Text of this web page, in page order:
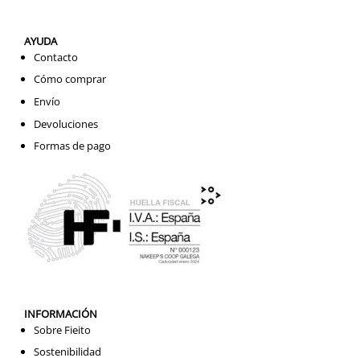
AYUDA
Contacto
Cómo comprar
Envío
Devoluciones
Formas de pago
INFORMACIÓN
Sobre Fieito
Sostenibilidad